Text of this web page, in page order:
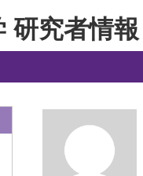
研究者情報